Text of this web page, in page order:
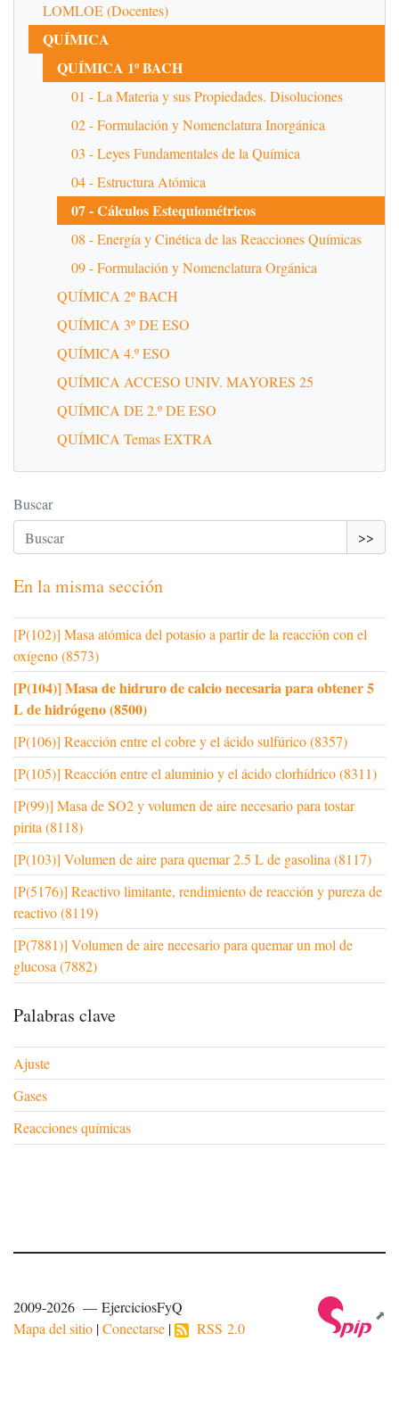
LOMLOE (Docentes)
QUÍMICA
QUÍMICA 1º BACH
01 - La Materia y sus Propiedades. Disoluciones
02 - Formulación y Nomenclatura Inorgánica
03 - Leyes Fundamentales de la Química
04 - Estructura Atómica
07 - Cálculos Estequiométricos
08 - Energía y Cinética de las Reacciones Químicas
09 - Formulación y Nomenclatura Orgánica
QUÍMICA 2º BACH
QUÍMICA 3º DE ESO
QUÍMICA 4.º ESO
QUÍMICA ACCESO UNIV. MAYORES 25
QUÍMICA DE 2.º DE ESO
QUÍMICA Temas EXTRA
Buscar
>>
En la misma sección
[P(102)] Masa atómica del potasio a partir de la reacción con el
oxígeno (8573)
[P(104)] Masa de hidruro de calcio necesaria para obtener 5
L de hidrógeno (8500)
[P(106)] Reacción entre el cobre y el ácido sulfúrico (8357)
[P(105)] Reacción entre el aluminio y el ácido clorhídrico (8311)
[P(99)] Masa de SO2 y volumen de aire necesario para tostar
pirita (8118)
[P(103)] Volumen de aire para quemar 2.5 L de gasolina (8117)
[P(5176)] Reactivo limitante, rendimiento de reacción y pureza de
reactivo (8119)
[P(7881)] Volumen de aire necesario para quemar un mol de
glucosa (7882)
Palabras clave
Ajuste
Gases
Reacciones químicas
2009-2026 — EjerciciosFyQ
Mapa del sitio |Conectarse | RSS 2.0